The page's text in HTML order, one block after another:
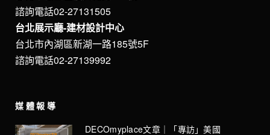
諮詢電話02-27131505
台北展示廳-建材設計中心
台北市內湖區新湖一路185號5F
諮詢電話02-27139992
媒體報導
DECOmyplace文章｜「專訪」美國